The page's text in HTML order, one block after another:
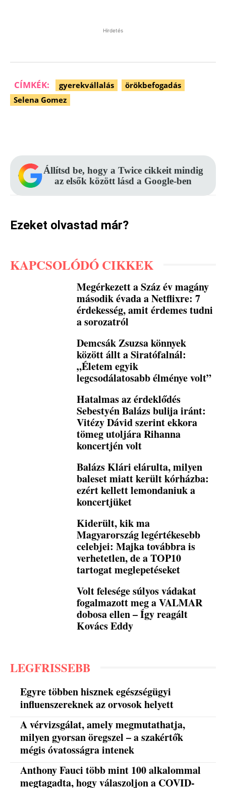
Hirdetés
CÍMKÉK: gyerekvállalás
örökbefogadás
Selena Gomez
Állítsd be, hogy a Twice cikkeit mindig
az elsők között lásd a Google-ben
Ezeket olvastad már?
KAPCSOLÓDÓ CIKKEK
Megérkezett a Száz év magány
második évada a Netflixre: 7
érdekesség, amit érdemes tudni
a sorozatról
Demcsák Zsuzsa könnyek
között állt a Siratófalnál:
„Életem egyik
legcsodálatosabb élménye volt”
Hatalmas az érdeklődés
Sebestyén Balázs bulija iránt:
Vitézy Dávid szerint ekkora
tömeg utoljára Rihanna
koncertjén volt
Balázs Klári elárulta, milyen
baleset miatt került kórházba:
ezért kellett lemondaniuk a
koncertjüket
Kiderült, kik ma
Magyarország legértékesebb
celebjei: Majka továbbra is
verhetetlen, de a TOP10
tartogat meglepetéseket
Volt felesége súlyos vádakat
fogalmazott meg a VALMAR
dobosa ellen – Így reagált
Kovács Eddy
LEGFRISSEBB
Egyre többen hisznek egészségügyi
influenszereknek az orvosok helyett
A vérvizsgálat, amely megmutathatja,
milyen gyorsan öregszel – a szakértők
mégis óvatosságra intenek
Anthony Fauci több mint 100 alkalommal
megtagadta, hogy válaszoljon a COVID-